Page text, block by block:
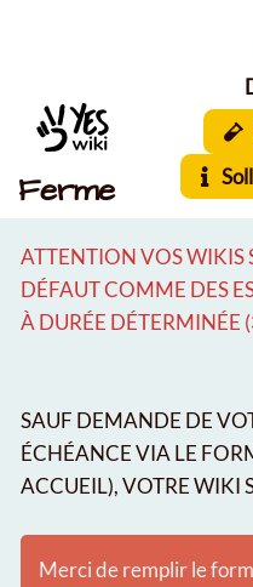
Ferme
ATTENTION VOS WIKIS
DÉFAUT COMME DES
À DURÉE DÉTERMINÉE
SAUF DEMANDE DE
ÉCHÉANCE VIA LE
ACCUEIL), VOTRE WIKI
Merci de remplir le